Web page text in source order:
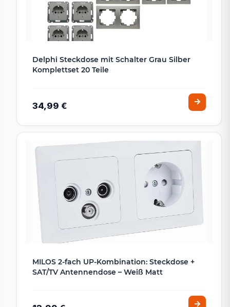
Delphi Steckdose mit Schalter Grau Silber
Komplettset 20 Teile
34,99 €
MILOS 2-fach UP-Kombination: Steckdose +
SAT/TV Antennendose – Weiß Matt